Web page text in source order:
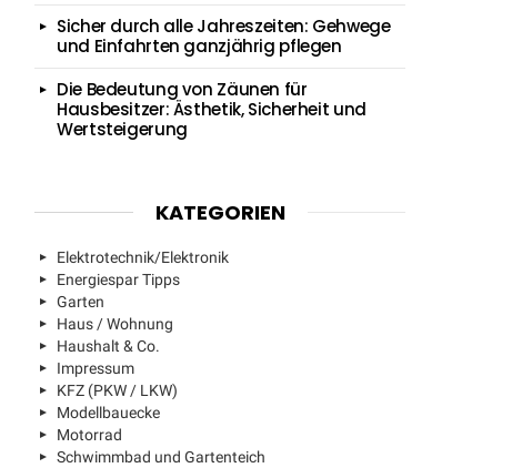
Sicher durch alle Jahreszeiten: Gehwege
und Einfahrten ganzjährig pflegen
Die Bedeutung von Zäunen für
Hausbesitzer: Ästhetik, Sicherheit und
Wertsteigerung
KATEGORIEN
Elektrotechnik/Elektronik
Energiespar Tipps
Garten
Haus / Wohnung
Haushalt & Co.
Impressum
KFZ (PKW / LKW)
Modellbauecke
Motorrad
Schwimmbad und Gartenteich